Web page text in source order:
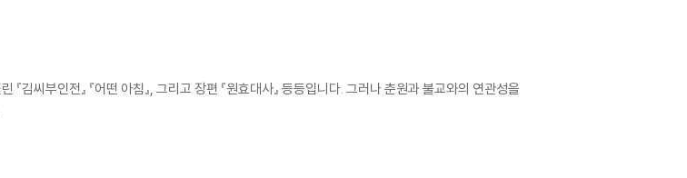
『김씨부인전』 『어떤 아침』, 그리고 장편 『원효대사』 등등입니다. 그러나 춘원과 불교와의 연관성을